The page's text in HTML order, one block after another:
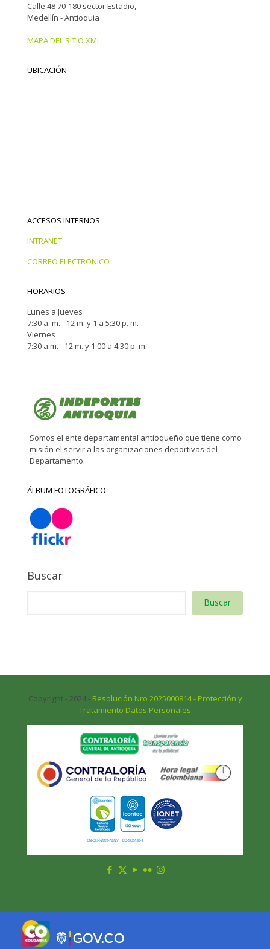
Calle 48 70-180 sector Estadio,
Medellín - Antioquia
MAPA DEL SITIO XML
UBICACIÓN
ACCESOS INTERNOS
INTRANET
CORREO ELECTRÓNICO
HORARIOS
Lunes a Jueves
7:30 a. m. - 12 m. y 1 a 5:30 p. m.
Viernes
7:30 a.m. - 12 m. y 1:00 a 4:30 p. m.
Somos el ente departamental antioqueño que tiene como
misión el servir a las organizaciones deportivas del
Departamento.
ÁLBUM FOTOGRÁFICO
Buscar
Buscar
Copyright - 2024 - Resolución Nro 2025000814 - Protección y
Tratamiento Datos Personales